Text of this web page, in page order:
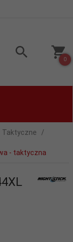
0
Taktyczne
- taktyczna